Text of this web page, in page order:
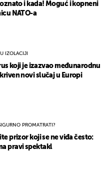
i kada! Moguć i kopneni
NATO-a
IZOLACIJI
koji je izazvao međunarodnu
novi slučaj u Europi
PROMATRATI?
prizor koji se ne viđa često:
pravi spektakl